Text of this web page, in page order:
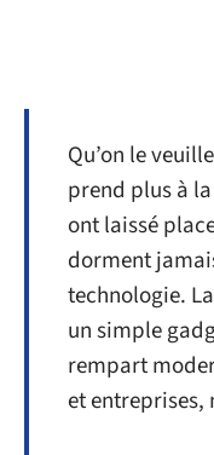
Qu’on le
prend plus à
ont laissé
dorment
technologie.
un simple
rempart
et entreprises,